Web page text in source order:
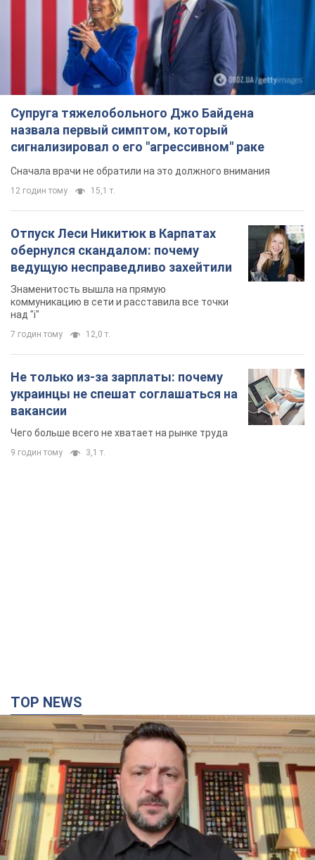
Супруга тяжелобольного Джо Байдена
назвала первый симптом, который
сигнализировал о его "агрессивном" раке
Сначала врачи не обратили на это должного внимания
12 годин тому 15,1 т.
Отпуск Леси Никитюк в Карпатах
обернулся скандалом: почему
ведущую несправедливо захейтили
Знаменитость вышла на прямую
коммуникацию в сети и расставила все точки
над "i"
7 годин тому 12,0 т.
Не только из-за зарплаты: почему
украинцы не спешат соглашаться на
вакансии
Чего больше всего не хватает на рынке труда
9 годин тому 3,1 т.
TOP NEWS